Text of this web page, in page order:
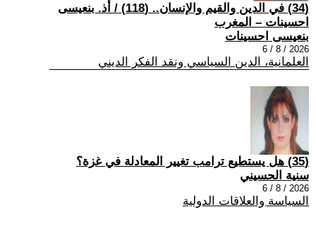
(34) في الدين والقيم والإنسان.. (118) / أذ. بنعيسى
احسينات – المغرب
بنعيسى احسينات
2026 / 8 / 6
العلمانية، الدين السياسي ونقد الفكر الديني
(35) هل يستطيع ترامب تغيير المعادلة في غزة؟
سنية الحسيني
2026 / 8 / 6
السياسة والعلاقات الدولية